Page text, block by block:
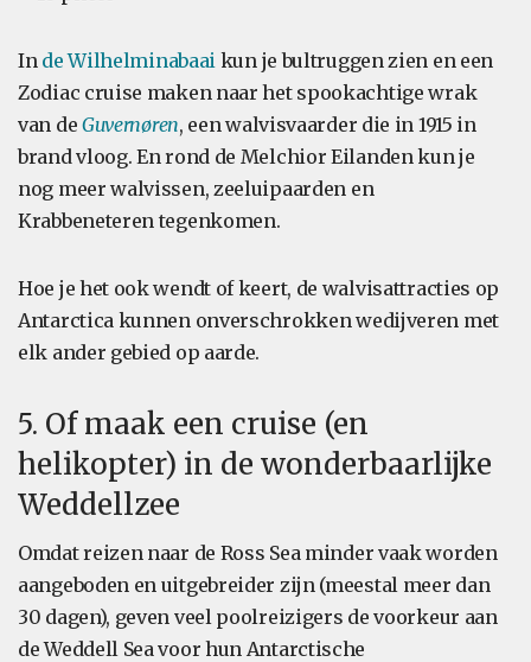
In de Wilhelminabaai kun je bultruggen zien en een
Zodiac cruise maken naar het spookachtige wrak
van de Guvernøren, een walvisvaarder die in 1915 in
brand vloog. En rond de Melchior Eilanden kun je
nog meer walvissen, zeeluipaarden en
Krabbeneteren tegenkomen.
Hoe je het ook wendt of keert, de walvisattracties op
Antarctica kunnen onverschrokken wedijveren met
elk ander gebied op aarde.
5. Of maak een cruise (en
helikopter) in de wonderbaarlijke
Weddellzee
Omdat reizen naar de Ross Sea minder vaak worden
aangeboden en uitgebreider zijn (meestal meer dan
30 dagen), geven veel poolreizigers de voorkeur aan
de Weddell Sea voor hun Antarctische